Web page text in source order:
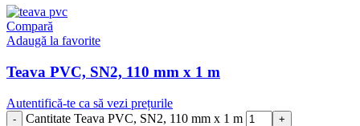
Compară
Adaugă la favorite
Teava PVC, SN2, 110 mm x 1 m
Autentifică-te ca să vezi prețurile
Cantitate Teava PVC, SN2, 110 mm x 1 m